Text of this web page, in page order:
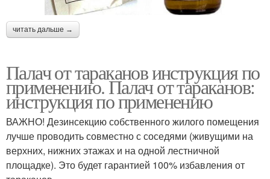
читать дальше →
Палач от тараканов инструкция по
применению. Палач от тараканов:
инструкция по применению
ВАЖНО! Дезинсекцию собственного жилого помещения
лучше проводить совместно с соседями (живущими на
верхних, нижних этажах и на одной лестничной
площадке). Это будет гарантией 100% избавления от